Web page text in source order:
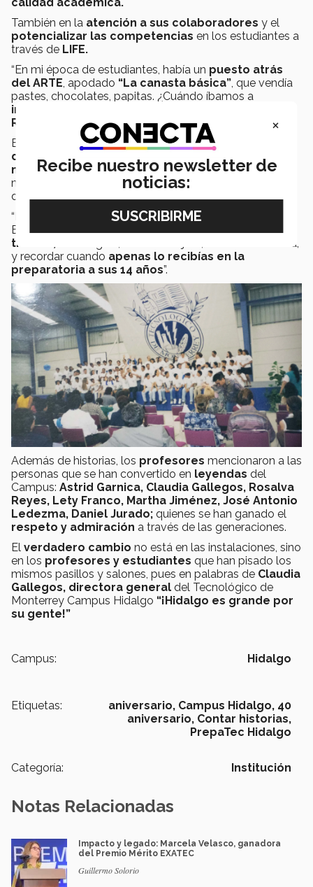
También en la atención a sus colaboradores y el
potencializar las competencias en los estudiantes a
través de LIFE.
“En mi época de estudiantes, había un puesto atrás
del ARTE , apodado “La canasta básica” , que vendía
pastes, chocolates, papitas. ¿Cuándo íbamos a
imaginar
Radio Expressen el campus?”.
El
“Profe Chava”, destaca elpapelde nuestra
directora general
en ofrecer a los alumnos las
mejores instalacionesparamotivar sus sueños
mismos que él ha acompañado en sus años de
docencia.
“Le vas tomando ungran aprecio a tus
El aspecto más
triunfar,
en la región, en el extranjero, o cuando se casa,
y recordar cuando apenas lo recibías en la
preparatoria a sus 14 años”.
Además de historias, los profesores mencionaron a las
personas que se han convertido en leyendas del
Campus: Astrid Garnica, Claudia Gallegos, Rosalva
Reyes, Lety Franco, Martha Jiménez, José Antonio
Ledezma, Daniel Jurado; quienes se han ganado el
respeto y admiración a través de las generaciones.
El verdadero cambio no está en las instalaciones, sino
en los profesores y estudiantes que han pisado los
mismos pasillos y salones, pues en palabras de Claudia
Gallegos, directora general del Tecnológico de
Monterrey Campus Hidalgo “¡Hidalgo es grande por
su gente!”
Campus: Hidalgo
Etiquetas: aniversario, Campus Hidalgo, 40
aniversario, Contar historias,
PrepaTec Hidalgo
Categoría: Institución
Notas Relacionadas
Impacto y legado: Marcela Velasco, ganadora
del Premio Mérito EXATEC
Guillermo Solorio
×
Recibe nuestro newsletter de
noticias: